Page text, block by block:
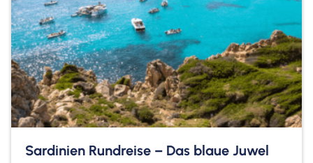
Sardinien Rundreise – Das blaue Juwel